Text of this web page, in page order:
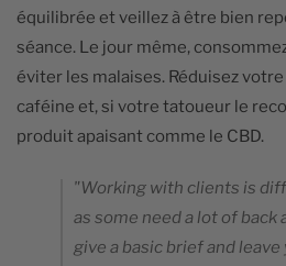
équilibrée et veillez à être bien
séance. Le jour même,
éviter les malaises. Réduisez
caféine et, si votre tatoueur le
produit apaisant comme le CBD.
"Working with clients is
as some need a lot of back
give a basic brief and